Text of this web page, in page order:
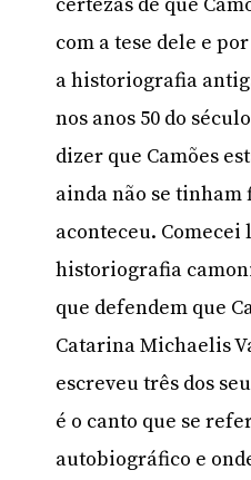
certezas de que
com a tese dele e
a historiografia
nos anos 50 do
dizer que Camões
ainda não se tinham
aconteceu.
historiografia
que defendem que
Catarina Michaelis
escreveu três dos
é o canto que se
autobiográfico e